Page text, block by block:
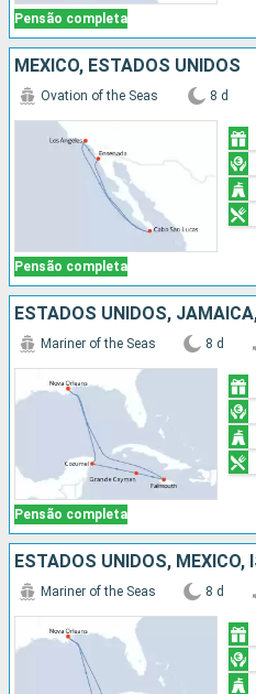
Pensão completa
MÉXICO, ESTADOS UNIDOS
Pensão completa
Ovation of the Seas 8 d
Pensão completa
Mariner of the Seas 8 d
Mariner of the Seas 8 d